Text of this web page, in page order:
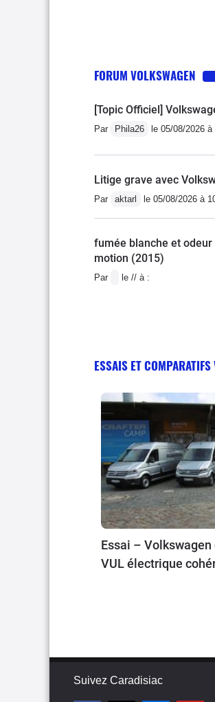
FORUM VOLKSWAGEN
[Topic Officiel]
Par Phila26 le 05/08/2026 à
Litige grave avec
Par aktarl le 05/08/2026 à
fumée blanche et
motion (2015)
Par le // à :
ESSAIS ET
Essai –
VUL électrique
Suivez Caradisiac